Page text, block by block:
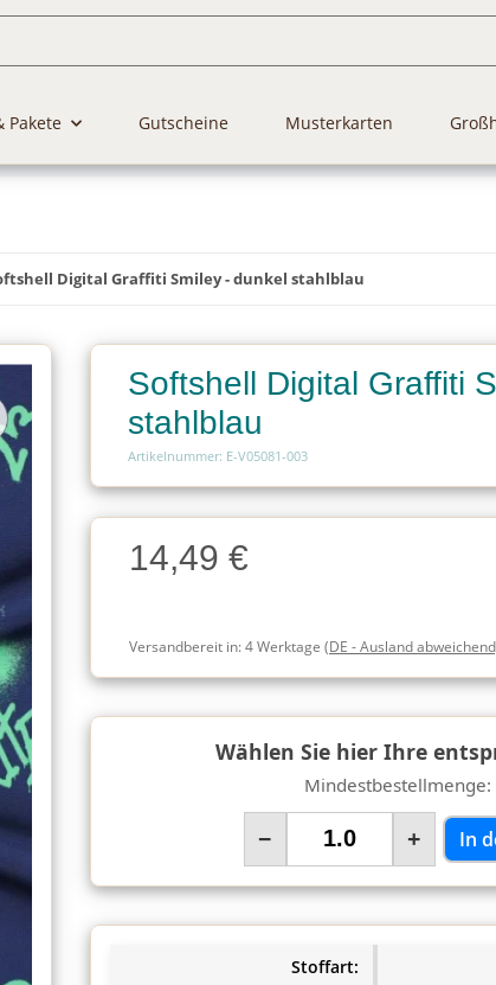
Pakete Gutscheine Musterkarten
Digital Graffiti Smiley - dunkel stahlblau
Softshell Digital Graffiti
stahlblau
Artikelnummer: E-V05081-003
Charge
Charge14,49 €
Versandbereit in:4 Werktage (DE - Ausland
Wählen Sie hier Ihre
− + In
Stoffart: